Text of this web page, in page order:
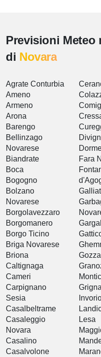
Previsioni Meteo
di Novara
Agrate Conturbia
Ameno
Armeno
Arona
Barengo
Bellinzago
Novarese
Biandrate
Boca
Bogogno
Bolzano
Novarese
Borgolavezzaro
Borgomanero
Borgo Ticino
Briga Novarese
Briona
Caltignaga
Cameri
Carpignano
Sesia
Casalbeltrame
Casaleggio
Novara
Casalino
Casalvolone
Fara
Lesa